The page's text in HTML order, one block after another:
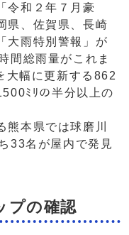
令和２年７月豪
県、佐賀県、長崎
大雨特別警報」が
間総雨量がこれま
大幅に更新する862
ﾐﾘの半分以上の
熊本県では球磨川
33名が屋内で発見
プの確認